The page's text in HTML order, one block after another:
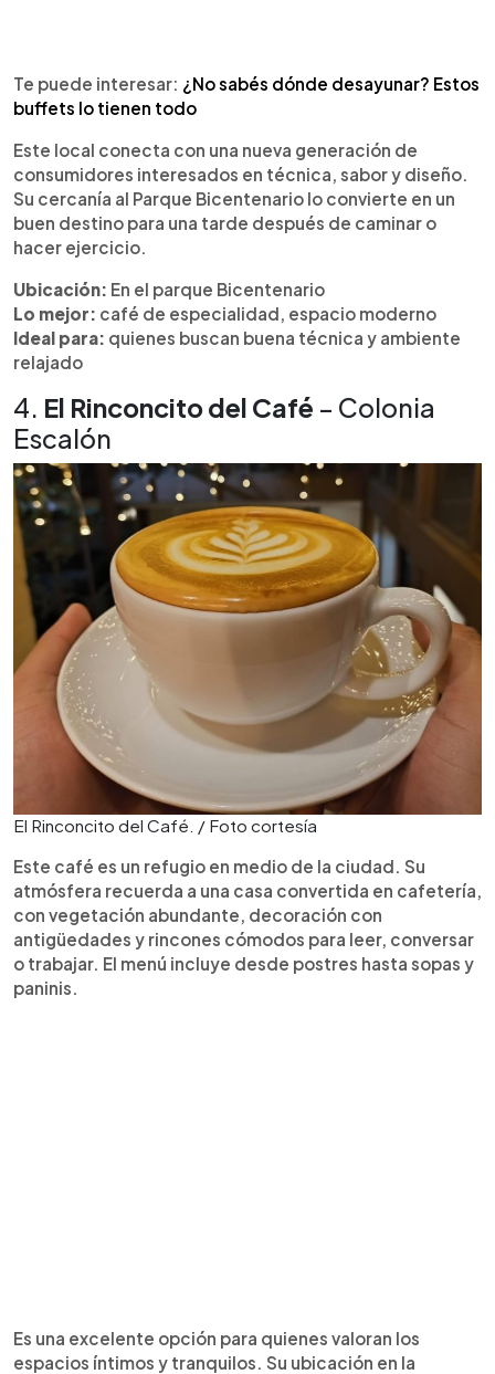
Te puede interesar: ¿No sabés dónde desayunar? Estos
buffets lo tienen todo
Este local conecta con una nueva generación de
consumidores interesados en técnica, sabor y diseño.
Su cercanía al Parque Bicentenario lo convierte en un
buen destino para una tarde después de caminar o
hacer ejercicio.
Ubicación: En el parque Bicentenario
Lo mejor: café de especialidad, espacio moderno
Ideal para: quienes buscan buena técnica y ambiente
relajado
4. El Rinconcito del Café – Colonia
Escalón
El Rinconcito del Café. / Foto cortesía
Este café es un refugio en medio de la ciudad. Su
atmósfera recuerda a una casa convertida en cafetería,
con vegetación abundante, decoración con
antigüedades y rincones cómodos para leer, conversar
o trabajar. El menú incluye desde postres hasta sopas y
paninis.
Es una excelente opción para quienes valoran los
espacios íntimos y tranquilos. Su ubicación en la